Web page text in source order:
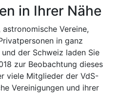
in Ihrer Nähe
Vereine,
in ganz
der Schweiz laden Sie
zur Beobachtung dieses
viele Mitglieder der VdS-
Vereinigungen und ihrer